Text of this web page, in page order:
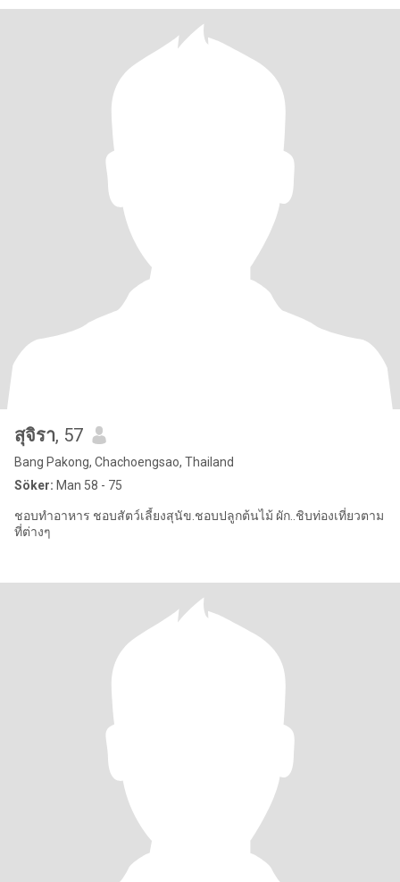
สุจิรา, 57
Bang Pakong, Chachoengsao, Thailand
Söker: Man 58 - 75
ชอบทำอาหาร ชอบสัตว์เลี้ยงสุนัข.ชอบปลูกต้นไม้ ผัก..ชิบท่องเที่ยวตาม
ที่ต่างๆ